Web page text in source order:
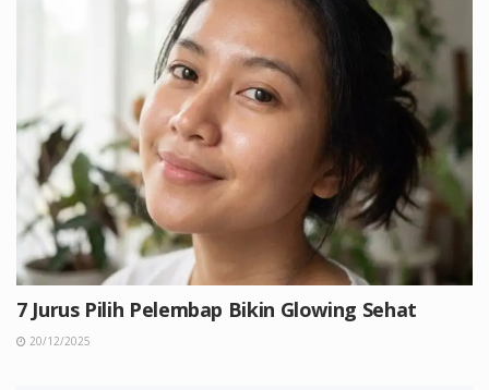
7 Jurus Pilih Pelembap Bikin Glowing Sehat
20/12/2025